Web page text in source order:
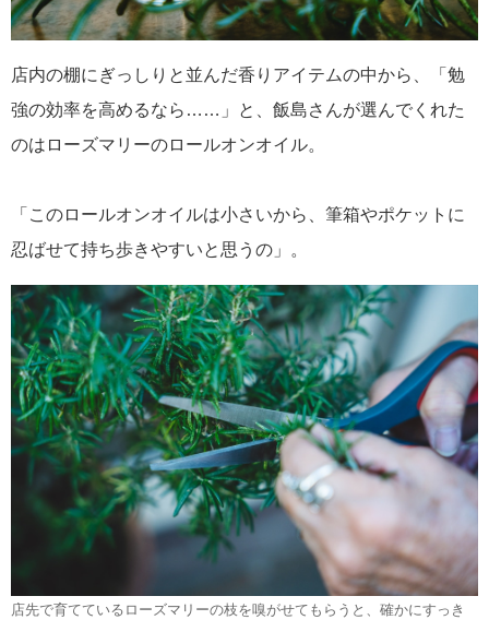
店内の棚にぎっしりと並んだ香りアイテムの中から、「勉
強の効率を高めるなら……」と、飯島さんが選んでくれた
のはローズマリーのロールオンオイル。
「このロールオンオイルは小さいから、筆箱やポケットに
忍ばせて持ち歩きやすいと思うの」。
店先で育てているローズマリーの枝を嗅がせてもらうと、確かにすっき